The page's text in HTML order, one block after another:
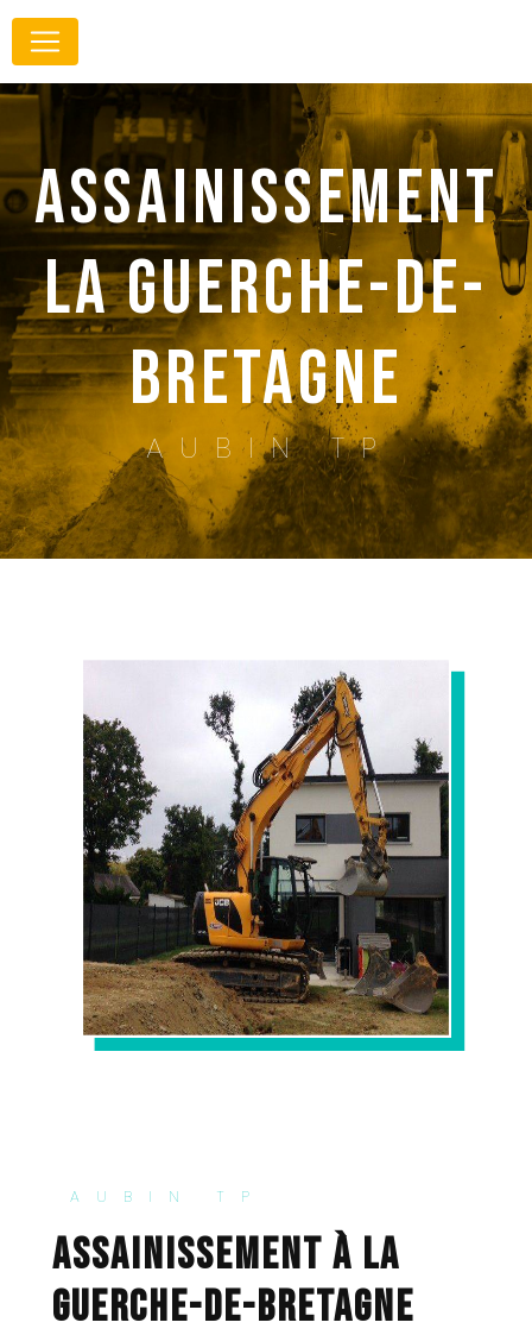
assainissement
La Guerche-de-
Bretagne
AUBIN TP
AUBIN TP
assainissement à La
Guerche-de-Bretagne
Panneau de gestion des cookies